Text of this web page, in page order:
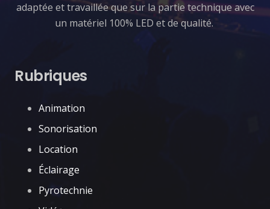
adaptée et travaillée que sur la partie technique avec
un matériel 100% LED et de qualité.
Rubriques
Animation
Sonorisation
Location
Éclairage
Pyrotechnie